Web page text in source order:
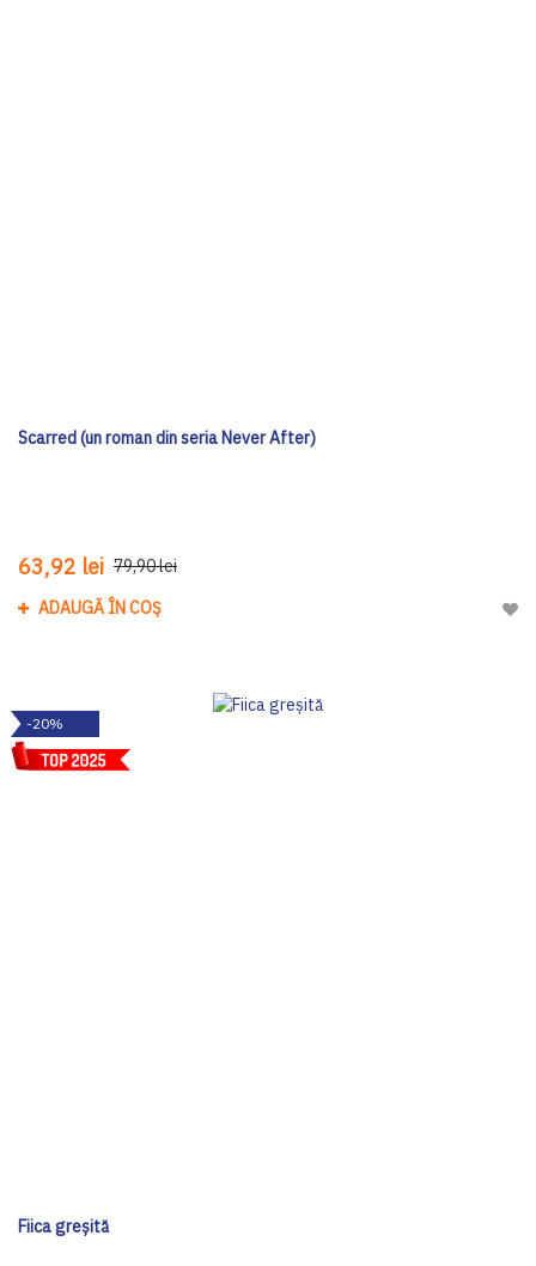
Scarred (un roman din seria Never After)
63,92 lei 79,90 lei
ADAUGĂ ÎN COȘ
-20%
Fiica greșită